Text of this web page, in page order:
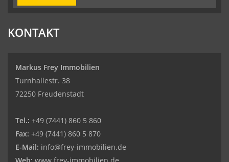
KONTAKT
Markus Frey Immobilien
Turnhallestr. 38
72250 Freudenstadt
Tel.: +49 (7441) 860 5 860
Fax: +49 (7441) 860 5 870
E-Mail: info@frey-immobilien.de